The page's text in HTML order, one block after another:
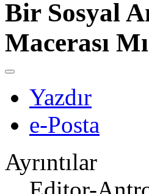
Bir Sosyal
Macerası
Yazdır
e-Posta
Ayrıntılar